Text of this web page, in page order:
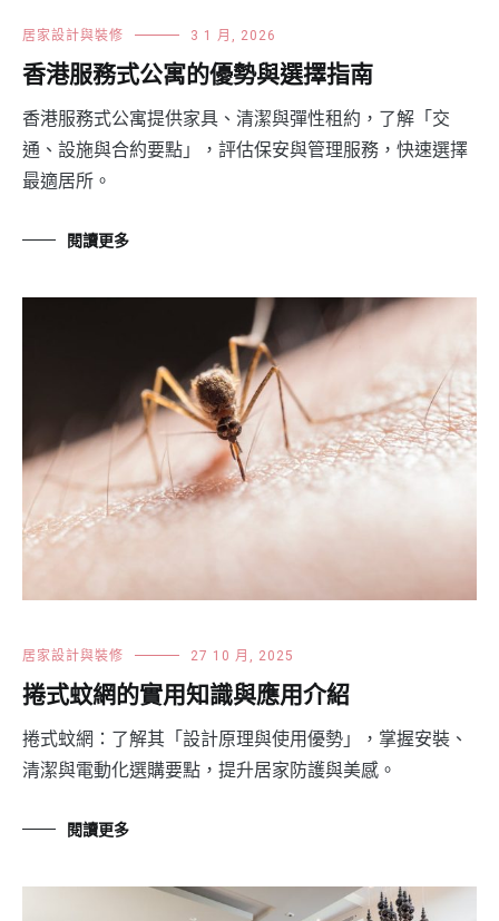
居家設計與裝修 3 1 月, 2026
香港服務式公寓的優勢與選擇指南
香港服務式公寓提供家具、清潔與彈性租約，了解「交
通、設施與合約要點」，評估保安與管理服務，快速選擇
最適居所。
閱讀更多
居家設計與裝修 27 10 月, 2025
捲式蚊網的實用知識與應用介紹
捲式蚊網：了解其「設計原理與使用優勢」，掌握安裝、
清潔與電動化選購要點，提升居家防護與美感。
閱讀更多